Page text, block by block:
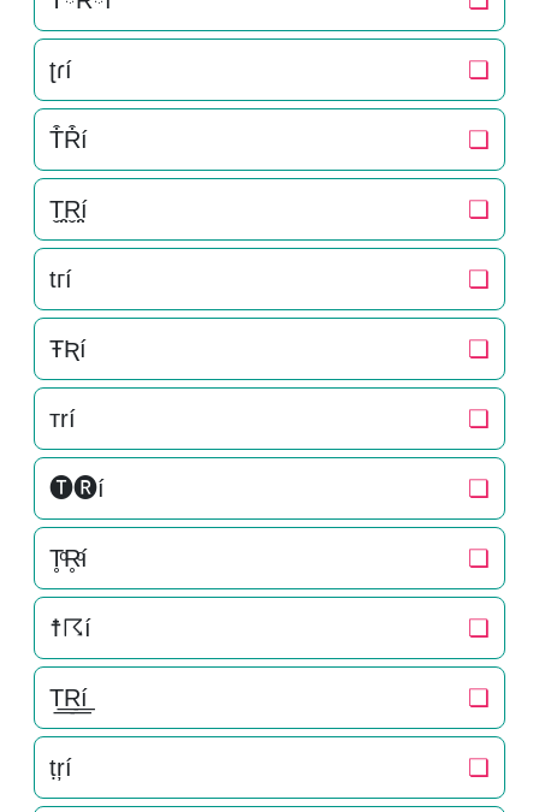
ʈɾí ❏
T͒R͒í ❏
T̬̤̯R̬̤̯í ❏
tгí ❏
ŦƦí ❏
тrí ❏
🅣🅡í ❏
T̥ͦR̥ͦí ❏
☨☈í ❏
T͟͟R͟͟í ❏
ṭŗí ❏